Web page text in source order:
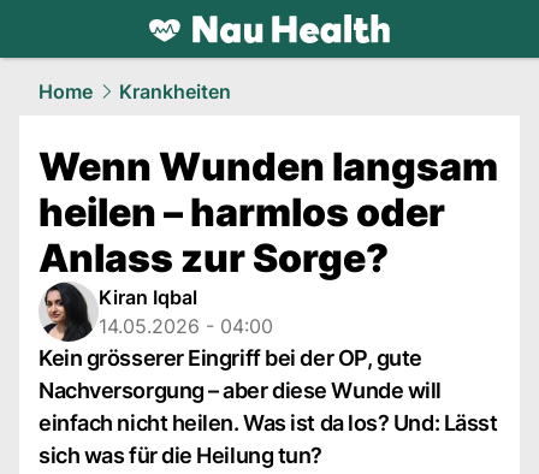
health.NAU.ch
Home Krankheiten
Wenn Wunden langsam
heilen – harmlos oder
Anlass zur Sorge?
Kiran Iqbal
14.05.2026 - 04:00
Kein grösserer Eingriff bei der OP, gute
Nachversorgung – aber diese Wunde will
einfach nicht heilen. Was ist da los? Und: Lässt
sich was für die Heilung tun?